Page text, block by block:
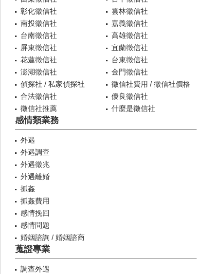
彰化徵信社
雲林徵信社
南投徵信社
嘉義徵信社
台南徵信社
高雄徵信社
屏東徵信社
宜蘭徵信社
花蓮徵信社
台東徵信社
澎湖徵信社
金門徵信社
偵探社 / 私家偵探社
徵信社費用 / 徵信社價格
合法徵信社
優良徵信社
徵信社推薦
什麼是徵信社
感情類業務
外遇
外遇調查
外遇徵兆
外遇離婚
抓姦
抓姦費用
感情挽回
感情問題
婚姻諮詢 / 婚姻諮商
蒐證專業
調查外遇